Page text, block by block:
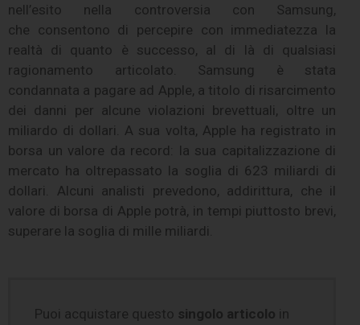
nell’esito nella controversia con Samsung,
che consentono di percepire con immediatezza la
realtà di quanto è successo, al di là di qualsiasi
ragionamento articolato. Samsung è stata
condannata a pagare ad Apple, a titolo di risarcimento
dei danni per alcune violazioni brevettuali, oltre un
miliardo di dollari. A sua volta, Apple ha registrato in
borsa un valore da record: la sua capitalizzazione di
mercato ha oltrepassato la soglia di 623 miliardi di
dollari. Alcuni analisti prevedono, addirittura, che il
valore di borsa di Apple potrà, in tempi piuttosto brevi,
superare la soglia di mille miliardi.
Puoi acquistare questo singolo articolo in